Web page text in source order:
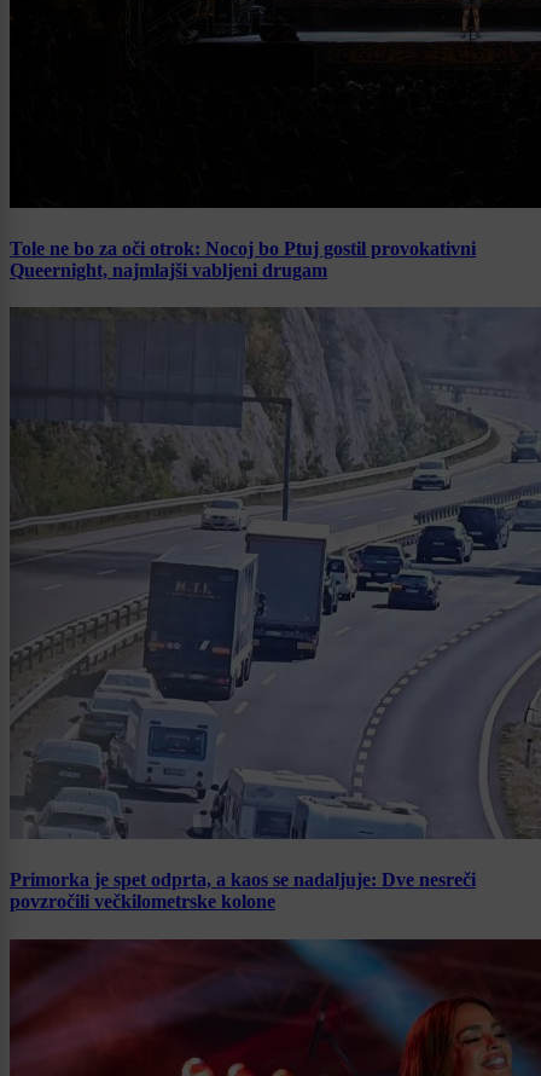
Tole ne bo za oči otrok: Nocoj bo Ptuj gostil provokativni
Queernight, najmlajši vabljeni drugam
Primorka je spet odprta, a kaos se nadaljuje: Dve nesreči
povzročili večkilometrske kolone